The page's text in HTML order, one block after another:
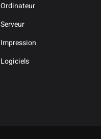
Ordinateur
Serveur
Impression
Logiciels